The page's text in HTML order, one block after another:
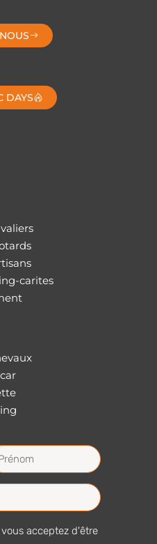
DAYS
carites
acceptez d'être